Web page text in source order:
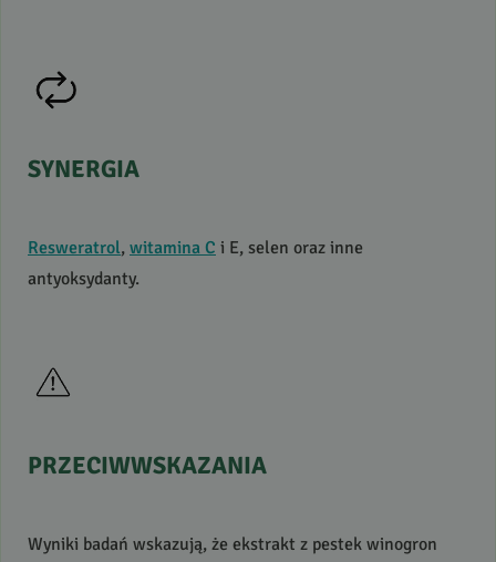
SYNERGIA
Resweratrol, witamina C i E, selen oraz inne
antyoksydanty.
PRZECIWWSKAZANIA
Wyniki badań wskazują, że ekstrakt z pestek winogron